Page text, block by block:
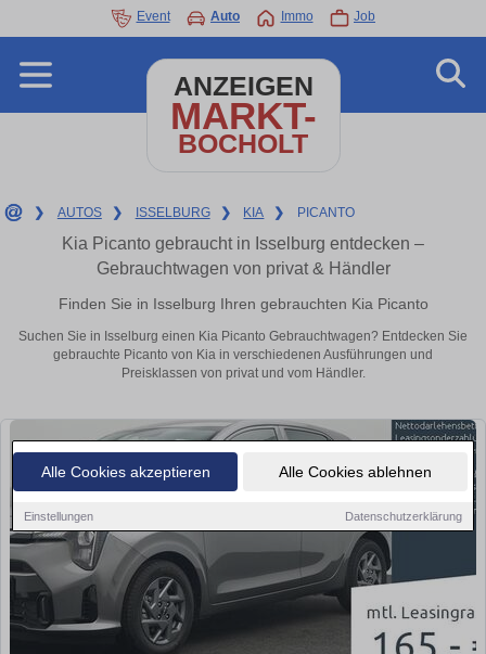
Alle Cookies akzeptieren Alle Cookies ablehnen
Einstellungen Datenschutzerklärung
Event Auto Immo Job
ANZEIGEN
MARKT-
BOCHOLT
❯ AUTOS ❯ ISSELBURG ❯ KIA ❯ PICANTO
Kia Picanto gebraucht in Isselburg entdecken –
Gebrauchtwagen von privat & Händler
Finden Sie in Isselburg Ihren gebrauchten Kia Picanto
Suchen Sie in Isselburg einen Kia Picanto Gebrauchtwagen? Entdecken Sie
gebrauchte Picanto von Kia in verschiedenen Ausführungen und
Preisklassen von privat und vom Händler.